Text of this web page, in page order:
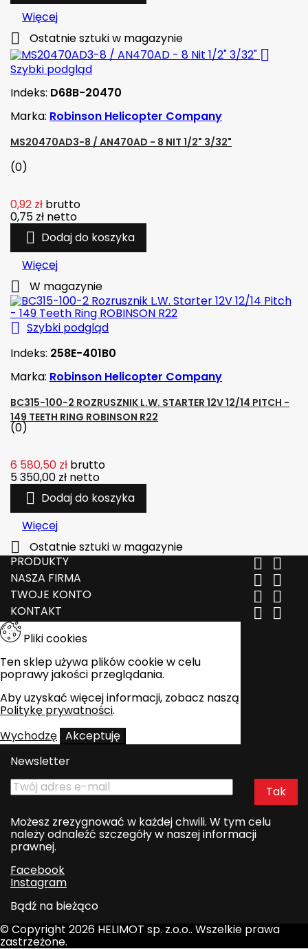
Więcej
 Ostatnie sztuki w magazynie

Szybki podgląd
Indeks: D68B-20470
Marka: Robinson Helicopter Company
MS20470AD3-8 / AN470AD - 8 NIT 1/2" 3/32"
(0)
0,92 zł brutto
0,75 zł netto
 Dodaj do koszyka
Więcej
 W magazynie
 Szybki podgląd
Indeks: 258E-401B0
Marka: Robinson Helicopter Company
BC315-100-2 ROZRUSZNIK L.W. STARTER 12V 12/14 PITCH -
149 TEETH RING ROBINSON R22
(0)
6 580,50 zł brutto
5 350,00 zł netto
 Dodaj do koszyka
Więcej

Ostatnie sztuki w magazynie
PRODUKTY
 
NASZA FIRMA  
TWOJE KONTO  
KONTAKT  
Pliki cookies
Ten sklep używa plików cookie w celu
poprawy jakości przeglądania.
Aby uzyskać więcej informacji, zobacz naszą
Politykę prywatności.
Wychodzę Akceptuję
Newsletter
Możesz zrezygnować w każdej chwili. W tym celu
należy odnaleźć szczegóły w naszej informacji
prawnej.
Facebook
Instagram
Bądź na bieżąco
© Copyright 2026 HELIMOT sp. z.o.o.. Wszelkie prawa
zastrzeżone.